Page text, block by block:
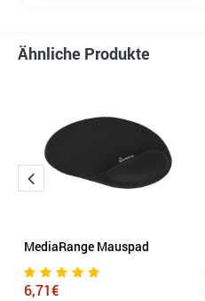
Ähnliche Produkte
MediaRange Mauspad
6,71€